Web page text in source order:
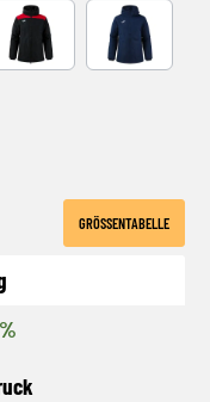
BLACK-RED NAVY
GRÖSSENTABELLE
%